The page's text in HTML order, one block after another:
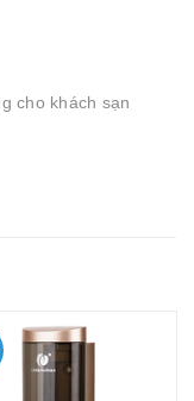
cho khách sạn